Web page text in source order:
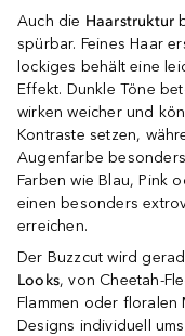
Auch die Haarstruktur
spürbar. Feines Haar
lockiges behält eine
Effekt. Dunkle Töne
wirken weicher und
Kontraste setzen,
Augenfarbe
Farben wie Blau, Pink
einen besonders
erreichen.
Der Buzzcut wird
Looks, von Cheetah-
Flammen oder floralen
Designs individuell